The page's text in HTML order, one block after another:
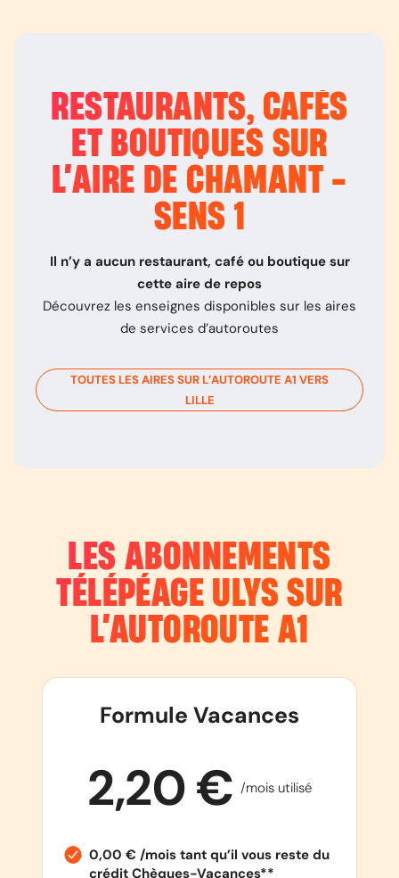
RESTAURANTS, CAFÉS
ET BOUTIQUES SUR
L’AIRE DE CHAMANT -
SENS 1
Il n’y a aucun restaurant, café ou boutique sur
cette aire de repos
Découvrez les enseignes disponibles sur les aires
de services d’autoroutes
TOUTES LES AIRES SUR L’AUTOROUTE A1 VERS
LILLE
LES ABONNEMENTS
TÉLÉPÉAGE ULYS SUR
L’AUTOROUTEA1
Formule Vacances
2,20 € /mois utilisé
0,00 € /mois tant qu’il vous reste du
crédit Chèques-Vacances**